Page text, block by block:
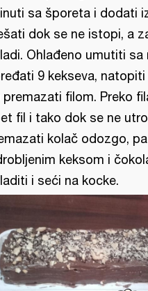
sa šporeta i dodati
dok se ne istopi, a
Ohlađeno umutiti sa
9 kekseva,
premazati filom. Preko
fil i tako dok se ne
kolač odozgo,
keksom i
i seći na kocke.